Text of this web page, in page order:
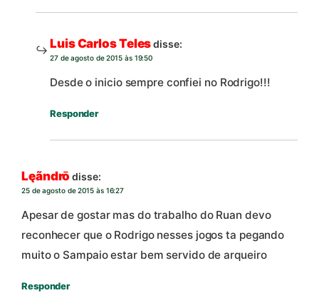
Luis Carlos Telesdisse:
27 de agosto de 2015 às 19:50
Desde o inicio sempre confiei no Rodrigo!!!
Responder
Lęãndrō disse:
25 de agosto de 2015 às 16:27
Apesar de gostar mas do trabalho do Ruan devo
reconhecer que o Rodrigo nesses jogos ta pegando
muito o Sampaio estar bem servido de arqueiro
Responder